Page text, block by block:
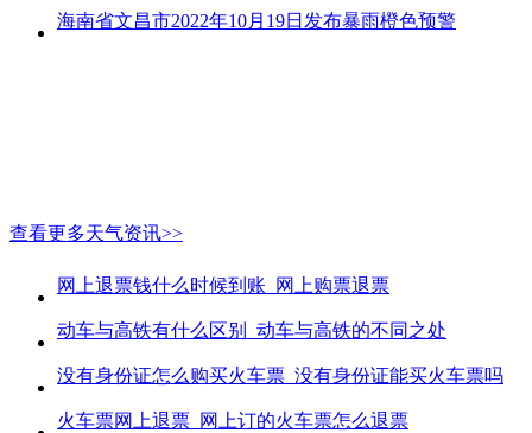
海南省文昌市2022年10月19日发布暴雨橙色预警
查看更多天气资讯>>
网上退票钱什么时候到账_网上购票退票
动车与高铁有什么区别_动车与高铁的不同之处
没有身份证怎么购买火车票_没有身份证能买火车票吗
火车票网上退票_网上订的火车票怎么退票